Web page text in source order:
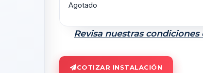
Agotado
Revisa nuestras condiciones
COTIZAR INSTALACIÓN